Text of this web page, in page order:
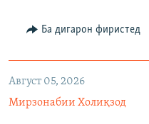
Ба дигарон фиристед
Август 05, 2026
Мирзонабии Холиқзод